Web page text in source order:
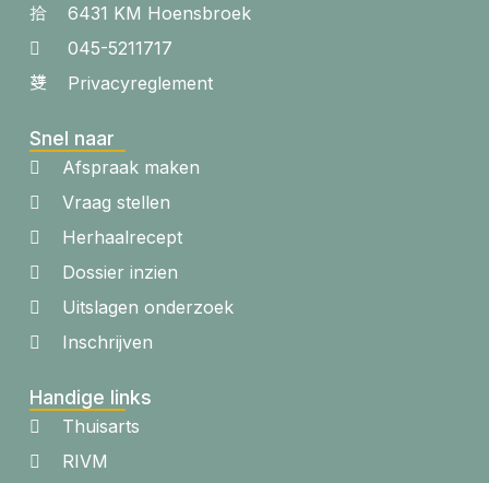
6431 KM Hoensbroek
045-5211717
Privacyreglement
Snel naar
Afspraak maken
Vraag stellen
Herhaalrecept
Dossier inzien
Uitslagen onderzoek
Inschrijven
Handige links
Thuisarts
RIVM